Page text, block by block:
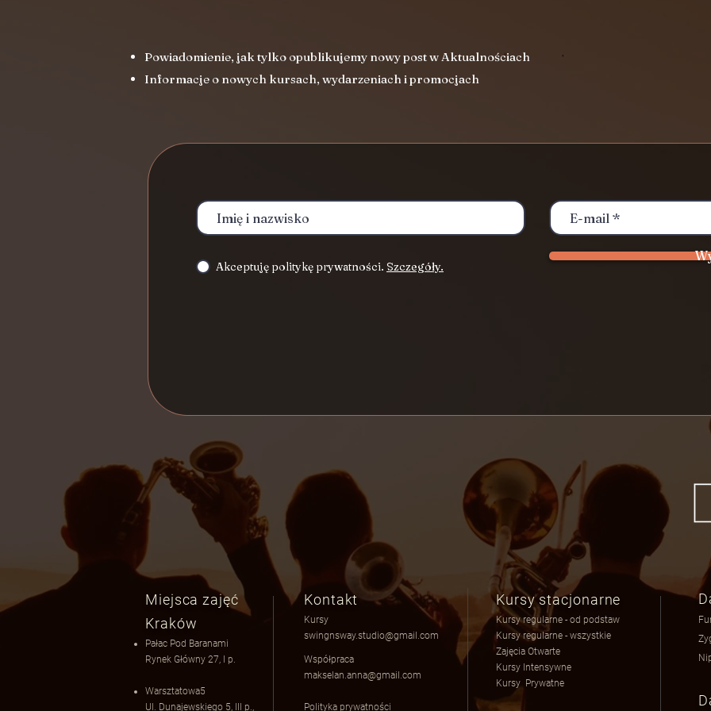
Powiadomienie, jak tylko opublikujemy nowy post w Aktualnościach
Informacje o nowych kursach, wydarzeniach i promocjach
Akceptuję politykę prywatności. Szczegóły.
Miejsca zajęć
Kraków
Pałac Pod Baranami
Rynek Główny 27, I p.
Warsztatowa5
Ul. Dunajewskiego 5​​, III p.,
Kontakt
Kursy
swingnsway.studio@gmail.com
Współpraca
makselan.anna@gmail.com
Polityka prywatności
Kursy stacjonarne
Kursy regularne - od podstaw
Kursy regularne - wszystkie
Zajęcia Otwarte
Kursy Intensywne
Kursy Prywatne